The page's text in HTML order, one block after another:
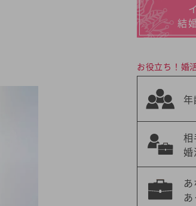
結
お役立ち！婚
年
相
婚